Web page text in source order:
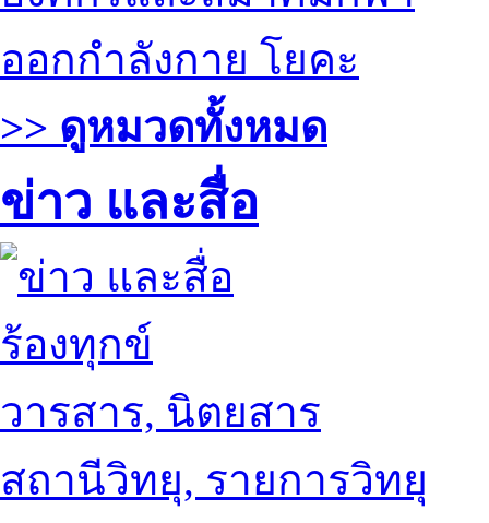
ออกกำลังกาย โยคะ
>> ดูหมวดทั้งหมด
ข่าว และสื่อ
ร้องทุกข์
วารสาร, นิตยสาร
สถานีวิทยุ, รายการวิทยุ